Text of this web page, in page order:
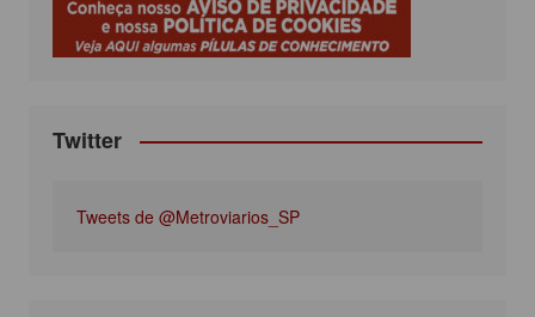
k
a
m
Twitter
Tweets de @Metroviarios_SP